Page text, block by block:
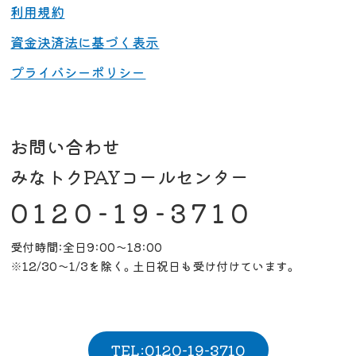
お問い合わせ
みなトクPAYコールセンター
0120-19-3710
受付時間:全日9:00～18:00
※12/30～1/3を除く。土日祝日も受け付けています。
利用規約
資金決済法に基づく表示
プライバシーポリシー
TEL:0120-19-3710